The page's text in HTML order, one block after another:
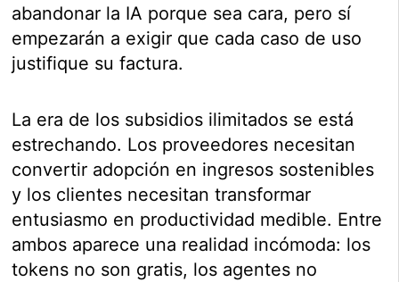
abandonar la IA porque sea cara, pero sí
empezarán a exigir que cada caso de uso
justifique su factura.
La era de los subsidios ilimitados se está
estrechando. Los proveedores necesitan
convertir adopción en ingresos sostenibles
y los clientes necesitan transformar
entusiasmo en productividad medible. Entre
ambos aparece una realidad incómoda: los
tokens no son gratis, los agentes no